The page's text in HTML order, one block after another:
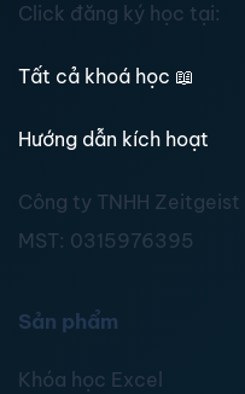
Click đăng ký học tại:
Tất cả khoá học 📖
Hướng dẫn kích hoạt
Công ty TNHH Zeitgeist
MST: 0315976395
Sản phẩm
Khóa học Excel